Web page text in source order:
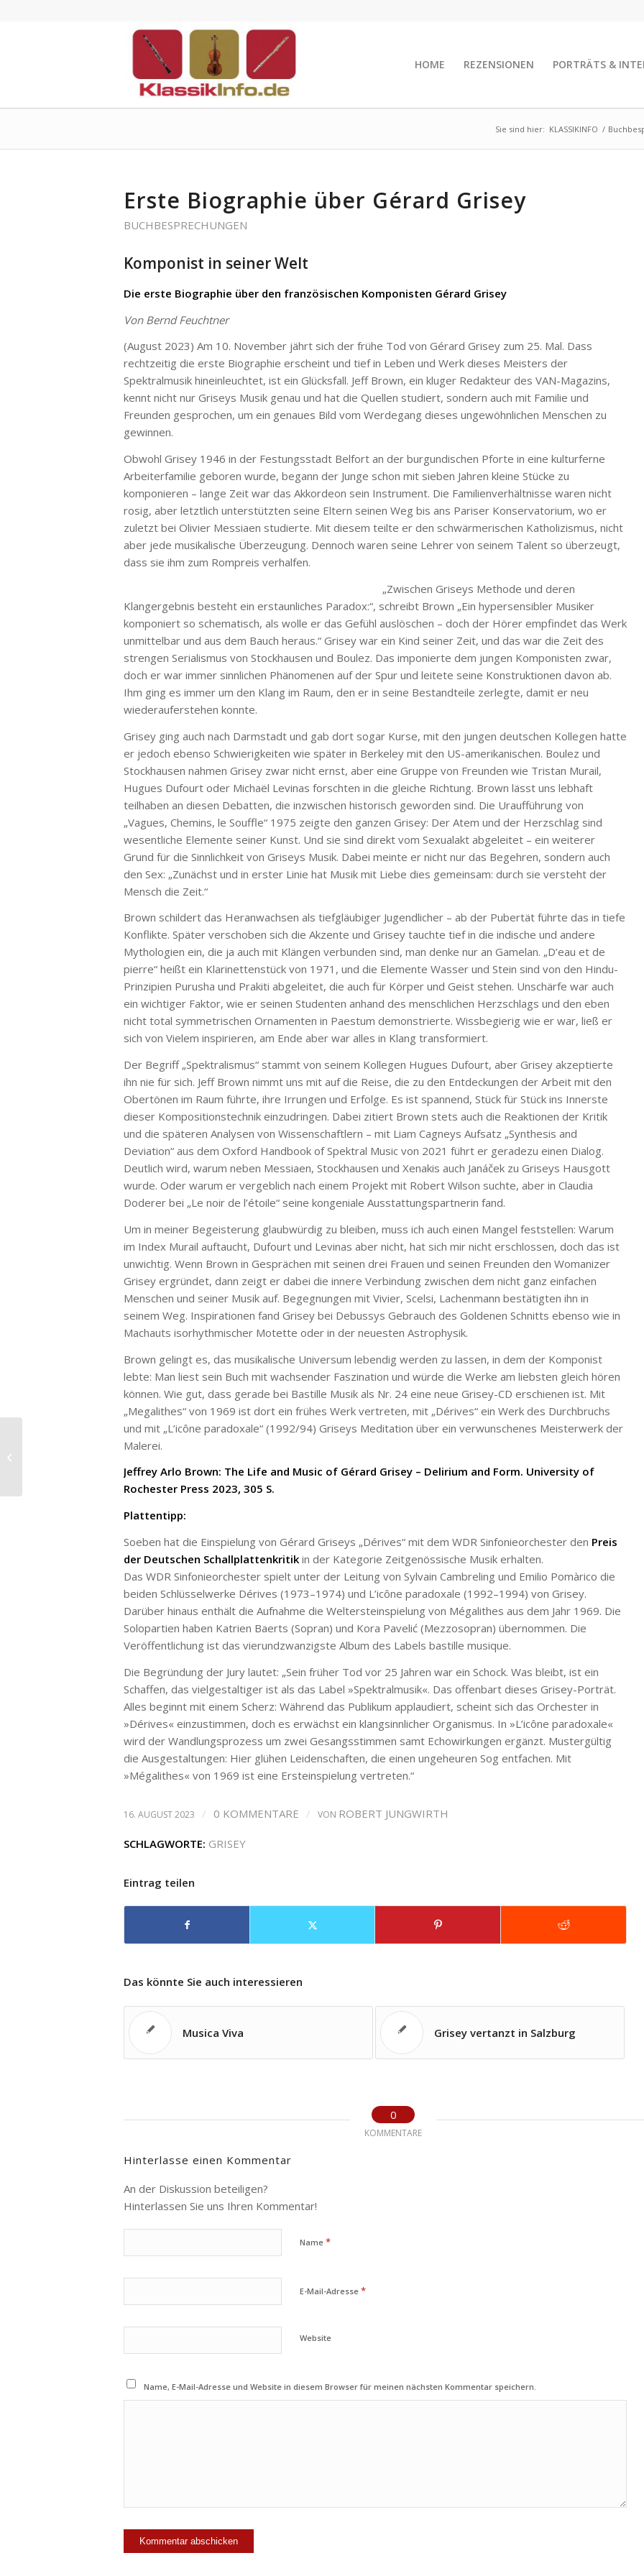
HOME REZENSIONEN PORTRÄTS &
Sie sind hier: KLASSIKINFO /
Erste Biographie über Gérard Grisey
BUCHBESPRECHUNGEN
Komponist in seiner Welt
Die erste Biographie über den französischen Komponisten Gérard Grisey
Von Bernd Feuchtner
(August 2023) Am 10. November jährt sich der frühe Tod von Gérard Grisey zum 25. Mal. Dass
rechtzeitig die erste Biographie erscheint und tief in Leben und Werk dieses Meisters der
Spektralmusik hineinleuchtet, ist ein Glücksfall. Jeff Brown, ein kluger Redakteur des VAN-Magazins,
kennt nicht nur Griseys Musik genau und hat die Quellen studiert, sondern auch mit Familie und
Freunden gesprochen, um ein genaues Bild vom Werdegang dieses ungewöhnlichen Menschen zu
gewinnen.
Obwohl Grisey 1946 in der Festungsstadt Belfort an der burgundischen Pforte in eine kulturferne
Arbeiterfamilie geboren wurde, begann der Junge schon mit sieben Jahren kleine Stücke zu
komponieren – lange Zeit war das Akkordeon sein Instrument. Die Familienverhältnisse waren nicht
rosig, aber letztlich unterstützten seine Eltern seinen Weg bis ans Pariser Konservatorium, wo er
zuletzt bei Olivier Messiaen studierte. Mit diesem teilte er den schwärmerischen Katholizismus, nicht
aber jede musikalische Überzeugung. Dennoch waren seine Lehrer von seinem Talent so überzeugt,
dass sie ihm zum Rompreis verhalfen.
„Zwischen Griseys Methode und deren
Klangergebnis besteht ein erstaunliches Paradox:“, schreibt Brown „Ein hypersensibler Musiker
komponiert so schematisch, als wolle er das Gefühl auslöschen – doch der Hörer empfindet das Werk
unmittelbar und aus dem Bauch heraus.“ Grisey war ein Kind seiner Zeit, und das war die Zeit des
strengen Serialismus von Stockhausen und Boulez. Das imponierte dem jungen Komponisten zwar,
doch er war immer sinnlichen Phänomenen auf der Spur und leitete seine Konstruktionen davon ab.
Ihm ging es immer um den Klang im Raum, den er in seine Bestandteile zerlegte, damit er neu
wiederauferstehen konnte.
Grisey ging auch nach Darmstadt und gab dort sogar Kurse, mit den jungen deutschen Kollegen hatte
er jedoch ebenso Schwierigkeiten wie später in Berkeley mit den US-amerikanischen. Boulez und
Stockhausen nahmen Grisey zwar nicht ernst, aber eine Gruppe von Freunden wie Tristan Murail,
Hugues Dufourt oder Michaël Levinas forschten in die gleiche Richtung. Brown lässt uns lebhaft
teilhaben an diesen Debatten, die inzwischen historisch geworden sind. Die Uraufführung von
„Vagues, Chemins, le Souffle“ 1975 zeigte den ganzen Grisey: Der Atem und der Herzschlag sind
wesentliche Elemente seiner Kunst. Und sie sind direkt vom Sexualakt abgeleitet – ein weiterer
Grund für die Sinnlichkeit von Griseys Musik. Dabei meinte er nicht nur das Begehren, sondern auch
den Sex: „Zunächst und in erster Linie hat Musik mit Liebe dies gemeinsam: durch sie versteht der
Mensch die Zeit.“
Brown schildert das Heranwachsen als tiefgläubiger Jugendlicher – ab der Pubertät führte das in tiefe
Konflikte. Später verschoben sich die Akzente und Grisey tauchte tief in die indische und andere
Mythologien ein, die ja auch mit Klängen verbunden sind, man denke nur an Gamelan. „D’eau et de
pierre“ heißt ein Klarinettenstück von 1971, und die Elemente Wasser und Stein sind von den Hindu-
Prinzipien Purusha und Prakiti abgeleitet, die auch für Körper und Geist stehen. Unschärfe war auch
ein wichtiger Faktor, wie er seinen Studenten anhand des menschlichen Herzschlags und den eben
nicht total symmetrischen Ornamenten in Paestum demonstrierte. Wissbegierig wie er war, ließ er
sich von Vielem inspirieren, am Ende aber war alles in Klang transformiert.
Der Begriff „Spektralismus“ stammt von seinem Kollegen Hugues Dufourt, aber Grisey akzeptierte
ihn nie für sich. Jeff Brown nimmt uns mit auf die Reise, die zu den Entdeckungen der Arbeit mit den
Obertönen im Raum führte, ihre Irrungen und Erfolge. Es ist spannend, Stück für Stück ins Innerste
dieser Kompositionstechnik einzudringen. Dabei zitiert Brown stets auch die Reaktionen der Kritik
und die späteren Analysen von Wissenschaftlern – mit Liam Cagneys Aufsatz „Synthesis and
Deviation“ aus dem Oxford Handbook of Spektral Music von 2021 führt er geradezu einen Dialog.
Deutlich wird, warum neben Messiaen, Stockhausen und Xenakis auch Janáček zu Griseys Hausgott
wurde. Oder warum er vergeblich nach einem Projekt mit Robert Wilson suchte, aber in Claudia
Doderer bei „Le noir de l’étoile“ seine kongeniale Ausstattungspartnerin fand.
Um in meiner Begeisterung glaubwürdig zu bleiben, muss ich auch einen Mangel feststellen: Warum
im Index Murail auftaucht, Dufourt und Levinas aber nicht, hat sich mir nicht erschlossen, doch das ist
unwichtig. Wenn Brown in Gesprächen mit seinen drei Frauen und seinen Freunden den Womanizer
Grisey ergründet, dann zeigt er dabei die innere Verbindung zwischen dem nicht ganz einfachen
Menschen und seiner Musik auf. Begegnungen mit Vivier, Scelsi, Lachenmann bestätigten ihn in
seinem Weg. Inspirationen fand Grisey bei Debussys Gebrauch des Goldenen Schnitts ebenso wie in
Machauts isorhythmischer Motette oder in der neuesten Astrophysik.
Brown gelingt es, das musikalische Universum lebendig werden zu lassen, in dem der Komponist
lebte: Man liest sein Buch mit wachsender Faszination und würde die Werke am liebsten gleich hören
können. Wie gut, dass gerade bei Bastille Musik als Nr. 24 eine neue Grisey-CD erschienen ist. Mit
„Megalithes“ von 1969 ist dort ein frühes Werk vertreten, mit „Dérives“ ein Werk des Durchbruchs
und mit „L’icône paradoxale“ (1992/94) Griseys Meditation über ein verwunschenes Meisterwerk der
Malerei.
Jeffrey Arlo Brown: The Life and Music of Gérard Grisey – Delirium and Form. University of
Rochester Press 2023, 305 S.
Plattentipp:
Soeben hat die Einspielung von Gérard Griseys „Dérives“ mit dem WDR Sinfonieorchester den Preis
der Deutschen Schallplattenkritik in der Kategorie Zeitgenössische Musik erhalten.
Das WDR Sinfonieorchester spielt unter der Leitung von Sylvain Cambreling und Emilio Pomàrico die
beiden Schlüsselwerke Dérives (1973–1974) und L’icône paradoxale (1992–1994) von Grisey.
Darüber hinaus enthält die Aufnahme die Weltersteinspielung von Mégalithes aus dem Jahr 1969. Die
Solopartien haben Katrien Baerts (Sopran) und Kora Pavelić (Mezzosopran) übernommen. Die
Veröffentlichung ist das vierundzwanzigste Album des Labels bastille musique.
Die Begründung der Jury lautet: „Sein früher Tod vor 25 Jahren war ein Schock. Was bleibt, ist ein
Schaffen, das vielgestaltiger ist als das Label »Spektralmusik«. Das offenbart dieses Grisey-Porträt.
Alles beginnt mit einem Scherz: Während das Publikum applaudiert, scheint sich das Orchester in
»Dérives« einzustimmen, doch es erwächst ein klangsinnlicher Organismus. In »L’icône paradoxale«
wird der Wandlungsprozess um zwei Gesangsstimmen samt Echowirkungen ergänzt. Mustergültig
die Ausgestaltungen: Hier glühen Leidenschaften, die einen ungeheuren Sog entfachen. Mit
»Mégalithes« von 1969 ist eine Ersteinspielung vertreten.“
16. AUGUST 2023 / 0 KOMMENTARE / VON ROBERT JUNGWIRTH
SCHLAGWORTE: GRISEY
Eintrag teilen
Das könnte Sie auch interessieren
Musica Viva Grisey vertanzt in Salzburg
0
KOMMENTARE
Hinterlasse einen Kommentar
An der Diskussion beteiligen?
Hinterlassen Sie uns Ihren Kommentar!
Name *
E-Mail-Adresse *
Website
Name, E-Mail-Adresse und Website in diesem Browser für meinen nächsten Kommentar speichern.
Salzburger Festspielen